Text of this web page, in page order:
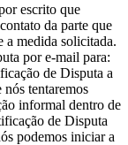
escrito que
da parte que
a medida solicitada.
por e-mail para:
de Disputa a
nós tentaremos
informal dentro de
de Disputa
podemos iniciar a